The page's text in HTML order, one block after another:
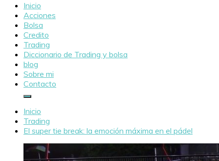
Inicio
Acciones
Bolsa
Credito
Trading
Diccionario de Trading y bolsa
blog
Sobre mi
Contacto
Inicio
Trading
El super tie break: la emoción máxima en el pádel